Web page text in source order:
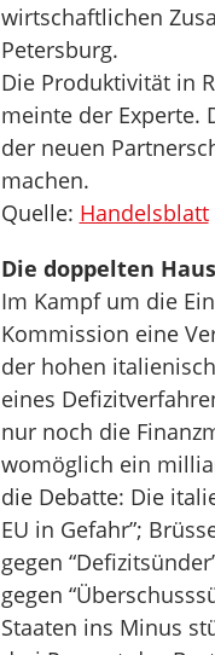
wirtschaftlichen
Petersburg.
Die Produktivität in
meinte der Experte.
der neuen
machen.
Quelle: Handelsblatt
Die doppelten
Im Kampf um die
Kommission eine
der hohen
eines
nur noch die
womöglich ein
die Debatte: Die
EU in Gefahr”;
gegen
gegen
Staaten ins Minus